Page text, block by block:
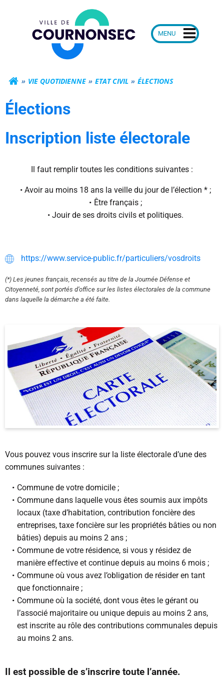
Mairie de
VIE QUOTIDIENNE ETAT CIVIL ÉLECTIONS
Élections
Inscription liste électorale
Il faut remplir toutes les conditions suivantes :
Avoir au moins 18 ans la veille du jour de l’élection * ;
Être français ;
Jouir de ses droits civils et politiques.
https://www.service-public.fr/particuliers/vosdroits
(*) Les jeunes français, recensés au titre de la Journée Défense et
Citoyenneté, sont portés d’office sur les listes électorales de la commune
dans laquelle la démarche a été faite.
Vous pouvez vous inscrire sur la liste électorale d’une des
communes suivantes :
Commune de votre domicile ;
Commune dans laquelle vous êtes soumis aux impôts
locaux (taxe d’habitation, contribution foncière des
entreprises, taxe foncière sur les propriétés bâties ou non
bâties) depuis au moins 2 ans ;
Commune de votre résidence, si vous y résidez de
manière effective et continue depuis au moins 6 mois ;
Commune où vous avez l’obligation de résider en tant
que fonctionnaire ;
Commune où la société, dont vous êtes le gérant ou
l’associé majoritaire ou unique depuis au moins 2 ans,
est inscrite au rôle des contributions communales depuis
au moins 2 ans.
Il est possible de s’inscrire toute l’année.